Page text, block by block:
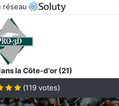
réseau
la Côte-d'or (21)
(119 votes)